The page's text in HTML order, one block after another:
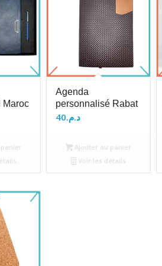
Maroc
Agenda
personnalisé Rabat
د.م.40
Ajouter au panier
Voir les détails